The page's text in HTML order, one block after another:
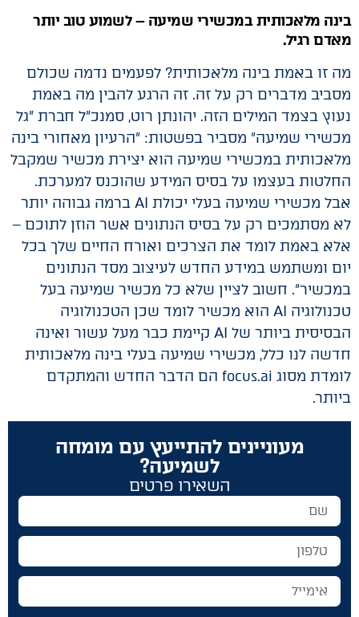
בינה מלאכותית במכשירי שמיעה – לשמוע טוב יותר
מאדם רגיל.
מה זו באמת בינה מלאכותית? לפעמים נדמה שכולם
מסביב מדברים רק על זה. זה הרגע להבין מה באמת
נעוץ בצמד המילים הזה. יהונתן רוט, סמנכ"ל חברת "גל
מכשירי שמיעה" מסביר בפשטות: "הרעיון מאחורי בינה
מלאכותית במכשירי שמיעה הוא יצירת מכשיר שמקבל
החלטות בעצמו על בסיס המידע שהוכנס למערכת.
אבל מכשירי שמיעה בעלי יכולת AI ברמה גבוהה יותר
לא מסתמכים רק על בסיס הנתונים אשר הוזן לתוכם –
אלא באמת לומד את הצרכים ואורח החיים שלך בכל
יום ומשתמש במידע החדש לעיצוב מסד הנתונים
במכשיר". חשוב לציין שלא כל מכשיר שמיעה בעל
טכנולוגיה AI הוא מכשיר לומד שכן הטכנולוגיה
הבסיסית ביותר של AI קיימת כבר מעל עשור ואינה
חדשה לנו כלל, מכשירי שמיעה בעלי בינה מלאכותית
לומדת מסוג focus.ai הם הדבר החדש והמתקדם
ביותר.
מעוניינים להתייעץ עם מומחה
לשמיעה?
השאירו פרטים